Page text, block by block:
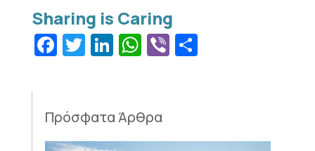
Facebook
Twitter
LinkedIn
WhatsApp
Viber
Πρόσφατα Άρθρα